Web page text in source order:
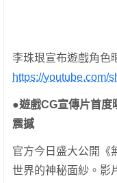
李珠珢宣布遊戲角色
https://youtube.com/
●遊戲CG宣傳片首度
震撼
官方今日盛大公開《
世界的神秘面紗。影